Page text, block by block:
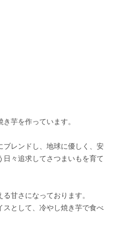
芋を作っています。
レンドし、地球に優しく、安
々追求してさつまいもを育て
甘さになっております。
スとして、冷やし焼き芋で食べ